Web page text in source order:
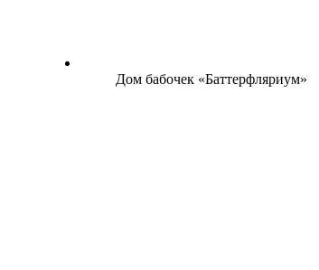
Дом бабочек «Баттерфляриум»